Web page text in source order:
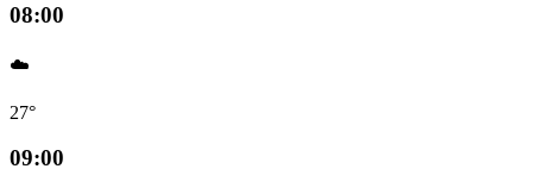
08:00
☁️
27°
09:00